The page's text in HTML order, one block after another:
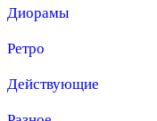
Диорамы
Ретро
Действующие